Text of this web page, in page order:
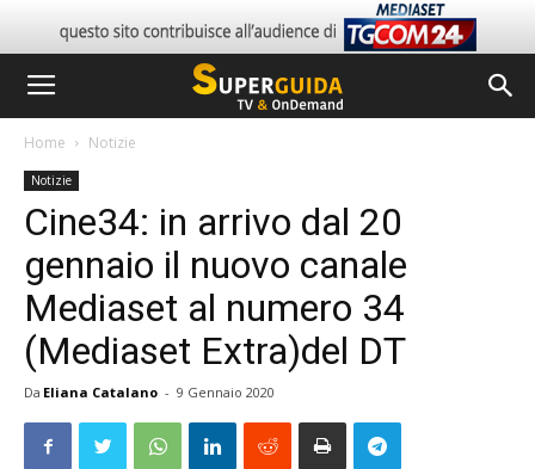
Home Notizie
Notizie
Cine34: in arrivo dal 20
gennaio il nuovo canale
Mediaset al numero 34
(Mediaset Extra)del DT
Da Eliana Catalano - 9 Gennaio 2020